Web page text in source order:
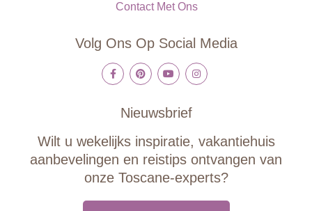
Contact Met Ons
Volg Ons Op Social Media
Nieuwsbrief
Wilt u wekelijks inspiratie, vakantiehuis
aanbevelingen en reistips ontvangen van
onze Toscane-experts?